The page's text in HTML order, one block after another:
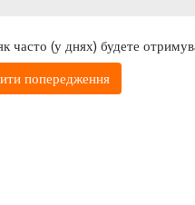
часто (у днях) будете
попередження